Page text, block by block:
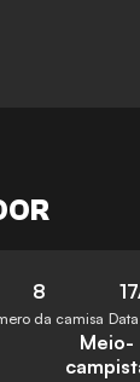
8
da camisa
Meio-